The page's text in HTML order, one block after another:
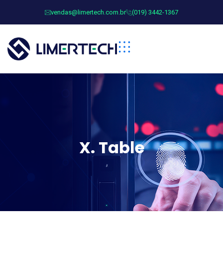
vendas@limertech.com.br (019) 3442-1367
X. Table